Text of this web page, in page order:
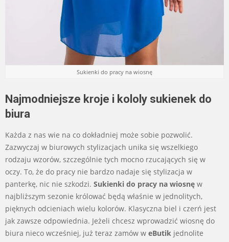
Sukienki do pracy na wiosnę
Najmodniejsze kroje i kololy sukienek do
biura
Każda z nas wie na co dokładniej może sobie pozwolić.
Zazwyczaj w biurowych stylizacjach unika się wszelkiego
rodzaju wzorów, szczególnie tych mocno rzucających się w
oczy. To, że do pracy nie bardzo nadaje się stylizacja w
panterkę, nic nie szkodzi. Sukienki do pracy na wiosnę w
najbliższym sezonie królować będą właśnie w jednolitych,
pięknych odcieniach wielu kolorów. Klasyczna biel i czerń jest
jak zawsze odpowiednia. Jeżeli chcesz wprowadzić wiosnę do
biura nieco wcześniej, już teraz zamów w eButik jednolite